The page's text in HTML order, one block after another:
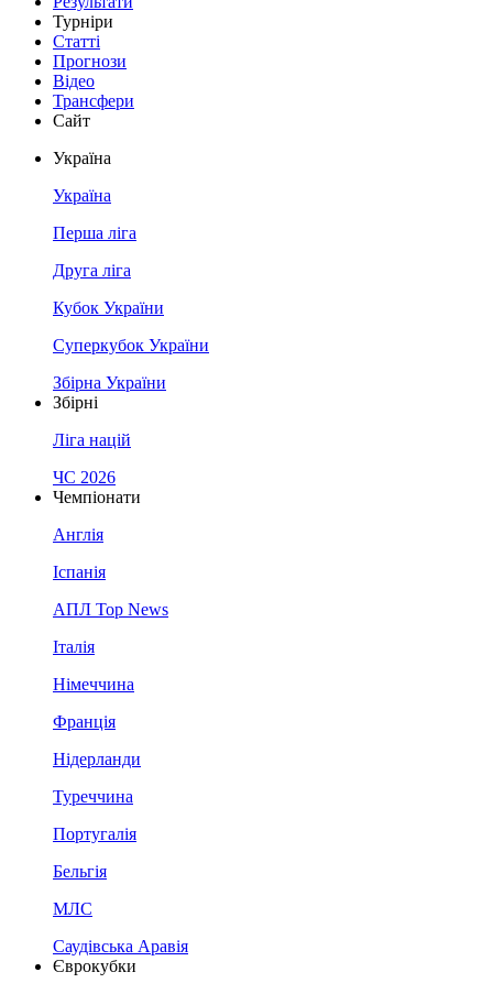
Турніри
Статті
Прогнози
Відео
Трансфери
Сайт
Україна
Україна
Перша ліга
Друга ліга
Кубок України
Суперкубок України
Збірна України
Збірні
Ліга націй
ЧС 2026
Чемпіонати
Англія
Іспанія
АПЛ Top News
Італія
Німеччина
Франція
Нідерланди
Туреччина
Португалія
Бельгія
МЛС
Саудівська Аравія
Єврокубки